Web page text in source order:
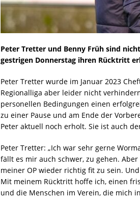
Peter Tretter und Benny Früh sind
gestrigen Donnerstag ihren Rücktritt
Peter Tretter wurde im Januar 2023
Regionalliga aber leider nicht
personellen Bedingungen einen
zu einer Pause und am Ende der
Peter aktuell noch erholt. Sie ist auch
Peter Tretter: „Ich war sehr gerne
fällt es mir auch schwer, zu gehen.
meiner OP wieder richtig fit zu sein.
Mit meinem Rücktritt hoffe ich, einen
und die Menschen im Verein, die mich